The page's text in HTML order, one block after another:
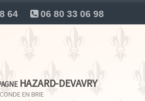
64 06 80 33 06 98
HAZARD-DEVAVRY
CONDE EN BRIE